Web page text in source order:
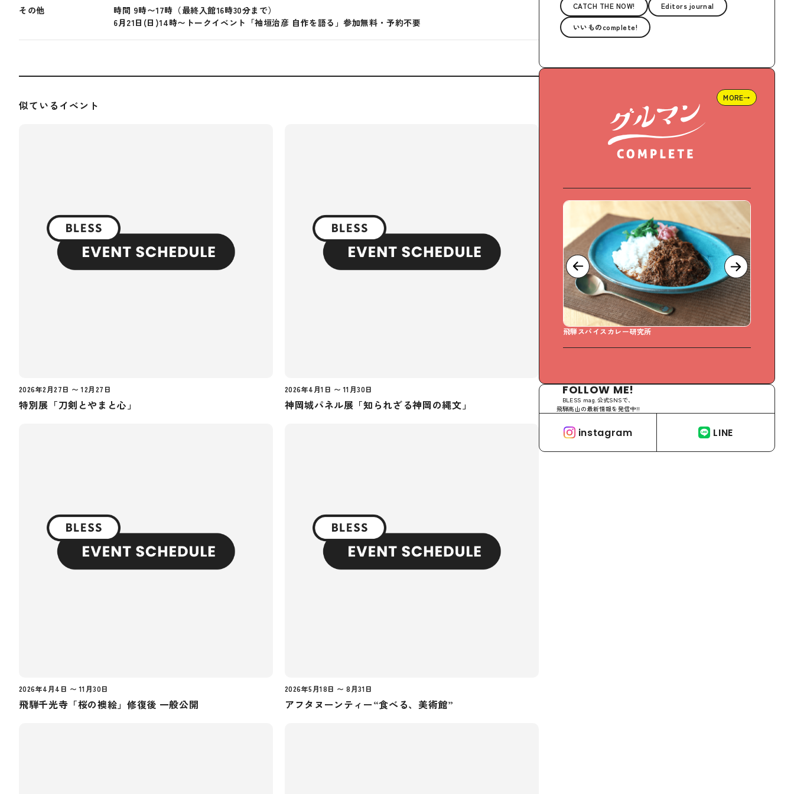
その他
時間 9時〜17時（最終入館16時30分まで）
6月21日(日)14時〜トークイベント「袖垣治彦 自作を語る」参加無料・予約不要
似ているイベント
2026年2月27日 〜 12月27日
特別展「刀剣とやまと心」
2026年4月1日 〜 11月30日
神岡城パネル展「知られざる神岡の縄文」
2026年4月4日 〜 11月30日
飛騨千光寺「桜の襖絵」修復後 一般公開
2026年5月18日 〜 8月31日
アフタヌーンティー“食べる、美術館”
CATCH THE NOW! Editors journal
いいものcomplete!
MORE→
飛騨スパイスカレー研究所
FOLLOW ME!
BLESS mag.公式SNSで、
飛騨高山の最新情報を発信中!!
instagram LINE